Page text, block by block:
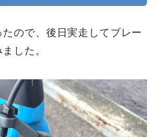
ので、後日実走してブレー
した。